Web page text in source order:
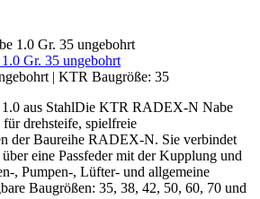
Gr. 35 ungebohrt
| KTR Baugröße: 35
aus StahlDie KTR RADEX-N Nabe
für drehsteife, spielfreie
der Baureihe RADEX-N. Sie verbindet
eine Passfeder mit der Kupplung und
, Pumpen-, Lüfter- und allgemeine
Baugrößen: 35, 38, 42, 50, 60, 70 und